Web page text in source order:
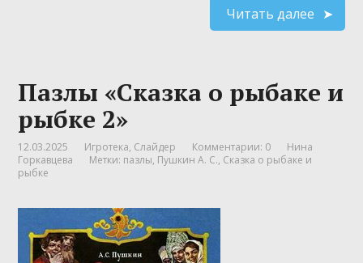
Читать далее
Пазлы «Сказка о рыбаке и
рыбке 2»
12.03.2025 Игротека, Слайдер Комментарии: 0
Нина
Горкавцева
Метки: пазлы, Пушкин А. С., Сказка о рыбаке и
рыбке